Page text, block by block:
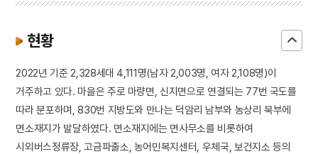
현황
2022년 기준 2,328세대 4,111명(남자 2,003명, 여자 2,108명)이
거주하고 있다. 마을은 주로 마량면, 신지면으로 연결되는 77번 국도를
따라 분포하며, 830번 지방도와 만나는 덕암리 남부와 농상리 북부에
면소재지가 발달하였다. 면소재지에는 면사무소를 비롯하여
시외버스정류장, 고금파출소, 농어민복지센터, 우체국, 보건지소 등의